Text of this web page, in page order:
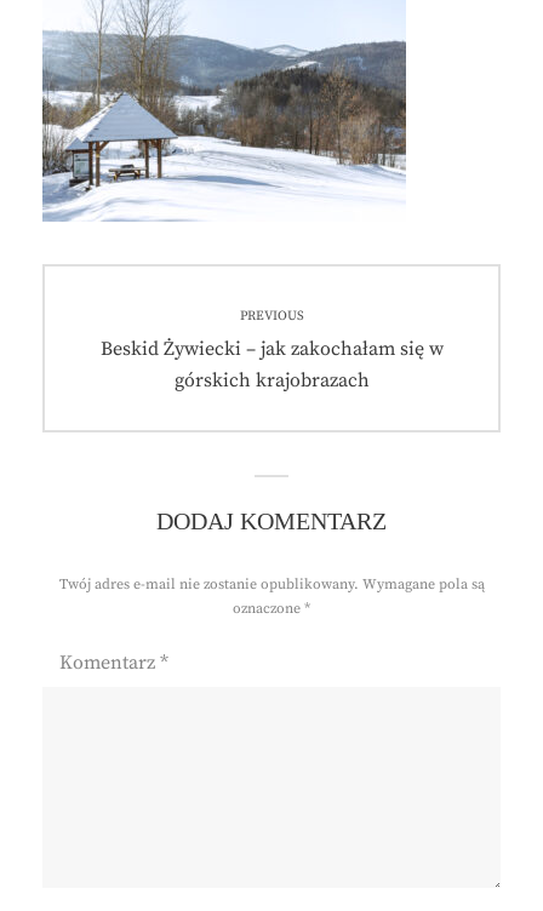
wpisu
PREVIOUS
Previous
Beskid Żywiecki – jak zakochałam się w
górskich krajobrazach
DODAJ KOMENTARZ
Twój adres e-mail nie zostanie opublikowany. Wymagane pola są
oznaczone *
Komentarz *